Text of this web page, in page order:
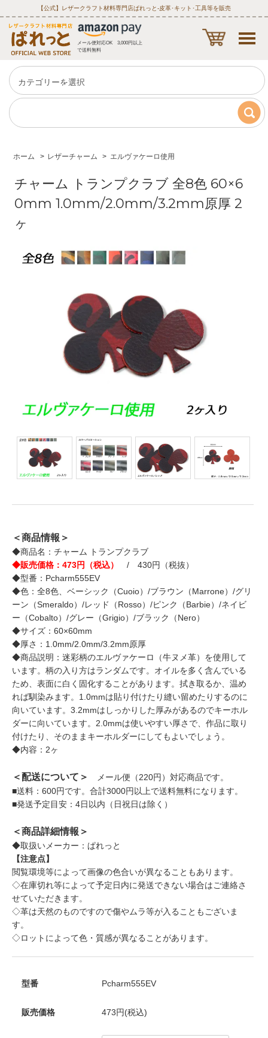
【公式】レザークラフト材料専門店ぱれっと‐皮革･キット･工具等を販売
メール便対応OK 3,000円以上
で送料無料
ホーム > レザーチャーム > エルヴァケーロ使用
チャーム トランプクラブ 全8色 60×6
0mm 1.0mm/2.0mm/3.2mm原厚 2
ヶ
＜商品情報＞
◆商品名：チャーム トランプクラブ
◆販売価格：473円（税込）
/ 430円（税抜）
◆型番：Pcharm555EV
◆色：全8色、ベーシック（Cuoio）/ブラウン（Marrone）/グリ
ーン（Smeraldo）/レッド（Rosso）/ピンク（Barbie）/ネイビ
ー（Cobalto）/グレー（Grigio）/ブラック（Nero）
◆サイズ：60×60mm
◆厚さ：1.0mm/2.0mm/3.2mm原厚
◆商品説明：迷彩柄のエルヴァケーロ（牛ヌメ革）を使用して
います。柄の入り方はランダムです。オイルを多く含んでいる
ため、表面に白く固化することがあります。拭き取るか、温め
れば馴染みます。1.0mmは貼り付けたり縫い留めたりするのに
向いています。3.2mmはしっかりした厚みがあるのでキーホル
ダーに向いています。2.0mmは使いやすい厚さで、作品に取り
付けたり、そのままキーホルダーにしてもよいでしょう。
◆内容：2ヶ
＜配送について＞
メール便（220円）対応商品です。
■送料：600円です。合計3000円以上で送料無料になります。
■発送予定目安：4日以内（日祝日は除く）
＜商品詳細情報＞
◆取扱いメーカー：ぱれっと
【注意点】
閲覧環境等によって画像の色合いが異なることもあります。
◇在庫切れ等によって予定日内に発送できない場合はご連絡さ
せていただきます。
◇革は天然のものですので傷やムラ等が入ることもございま
す。
◇ロットによって色・質感が異なることがあります。
型番 Pcharm555EV
販売価格 473円(税込)